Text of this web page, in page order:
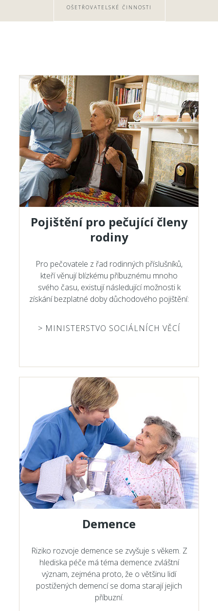
OŠETŘOVATELSKÉ ČINNOSTI
Pojištění pro pečující členy
rodiny
Pro pečovatele z řad rodinných příslušníků,
kteří věnují blízkému příbuznému mnoho
svého času, existují následující možnosti k
získání bezplatné doby důchodového pojištění:
> MINISTERSTVO SOCIÁLNÍCH VĚCÍ
Demence
Riziko rozvoje demence se zvyšuje s věkem. Z
hlediska péče má téma demence zvláštní
význam, zejména proto, že o většinu lidí
postižených demencí se doma starají jejich
příbuzní.